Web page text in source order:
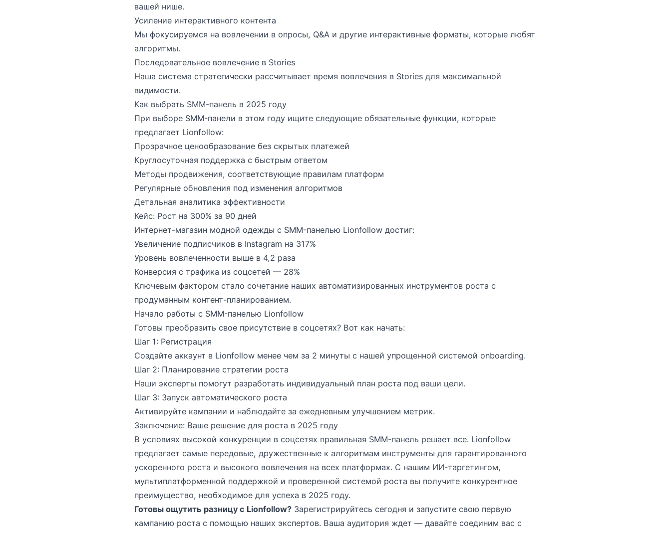
вашей нише.
Усиление интерактивного контента
Мы фокусируемся на вовлечении в опросы, Q&A и другие интерактивные форматы, которые любят
алгоритмы.
Последовательное вовлечение в Stories
Наша система стратегически рассчитывает время вовлечения в Stories для максимальной
видимости.
Как выбрать SMM-панель в 2025 году
При выборе SMM-панели в этом году ищите следующие обязательные функции, которые
предлагает Lionfollow:
Прозрачное ценообразование без скрытых платежей
Круглосуточная поддержка с быстрым ответом
Методы продвижения, соответствующие правилам платформ
Регулярные обновления под изменения алгоритмов
Детальная аналитика эффективности
Кейс: Рост на 300% за 90 дней
Интернет-магазин модной одежды с SMM-панелью Lionfollow достиг:
Увеличение подписчиков в Instagram на 317%
Уровень вовлеченности выше в 4,2 раза
Конверсия с трафика из соцсетей — 28%
Ключевым фактором стало сочетание наших автоматизированных инструментов роста с
продуманным контент-планированием.
Начало работы с SMM-панелью Lionfollow
Готовы преобразить свое присутствие в соцсетях? Вот как начать:
Шаг 1: Регистрация
Создайте аккаунт в Lionfollow менее чем за 2 минуты с нашей упрощенной системой onboarding.
Шаг 2: Планирование стратегии роста
Наши эксперты помогут разработать индивидуальный план роста под ваши цели.
Шаг 3: Запуск автоматического роста
Активируйте кампании и наблюдайте за ежедневным улучшением метрик.
Заключение: Ваше решение для роста в 2025 году
В условиях высокой конкуренции в соцсетях правильная SMM-панель решает все. Lionfollow
предлагает самые передовые, дружественные к алгоритмам инструменты для гарантированного
ускоренного роста и высокого вовлечения на всех платформах. С нашим ИИ-таргетингом,
мультиплатформенной поддержкой и проверенной системой роста вы получите конкурентное
преимущество, необходимое для успеха в 2025 году.
Готовы ощутить разницу с Lionfollow?Зарегистрируйтесь сегодня и запустите свою первую
кампанию роста с помощью наших экспертов. Ваша аудитория ждет — давайте соединим вас с